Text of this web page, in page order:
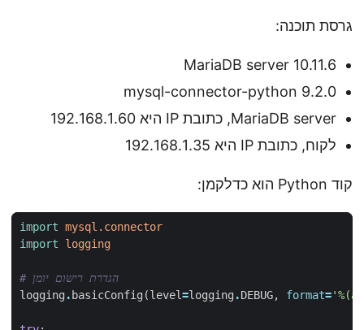
גרסת תוכנה:
MariaDB server 10.11.6
mysql-connector-python 9.2.0
MariaDB server, כתובת IP היא 192.168.1.60
לקוח, כתובת IP היא 192.168.1.35
קוד Python הוא כדלקמן:
import mysql.connector
import
logging
logging . basicConfig (level=logging .DEBUG, format='